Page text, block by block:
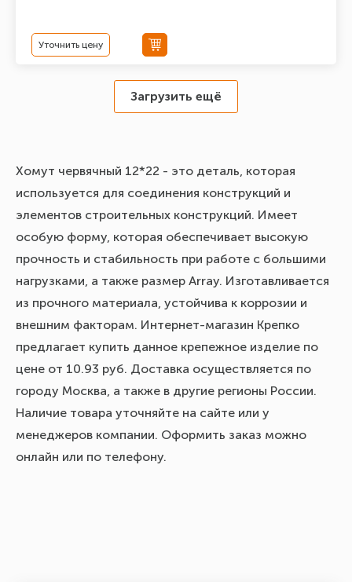
Уточнить цену
Загрузить ещё
Хомут червячный 12*22 - это деталь, которая
используется для соединения конструкций и
элементов строительных конструкций. Имеет
особую форму, которая обеспечивает высокую
прочность и стабильность при работе с большими
нагрузками, а также размер Array. Изготавливается
из прочного материала, устойчива к коррозии и
внешним факторам. Интернет-магазин Крепко
предлагает купить данное крепежное изделие по
цене от 10.93 руб. Доставка осуществляется по
городу Москва, а также в другие регионы России.
Наличие товара уточняйте на сайте или у
менеджеров компании. Оформить заказ можно
онлайн или по телефону.